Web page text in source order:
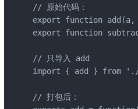
// 原始代码：
export function
export function
// 只导入 add
import { add } from
// 打包后：